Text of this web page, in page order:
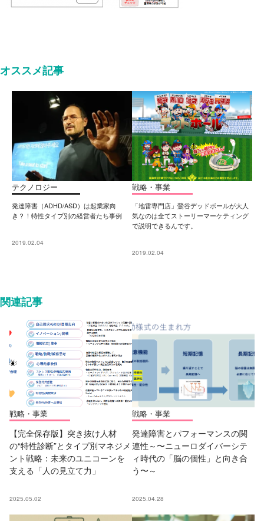
オススメ記事
テクノロジー
発達障害（ADHD/ASD）は起業家向
き？！特性タイプ別の経営者たち事例
2019.02.04
戦略・事業
「地雷専門店」鶯谷デッドボールが大人
気なのは全てストーリーマーケティング
で説明できるんです。
2019.02.04
関連記事
戦略・事業
【完全保存版】突き抜け人材
の“特性診断”とタイプ別マネジメ
ント戦略：未来のユニコーンを
支える「人の見立て力」
2025.05.02
戦略・事業
発達障害とパフォーマンスの関
連性～〜ニューロダイバーシテ
ィ時代の「脳の個性」と向き合
う〜～
2025.04.28